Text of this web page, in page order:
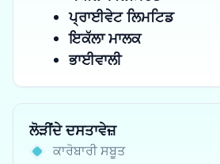
ਪ੍ਰਾਈਵੇਟ ਲਿਮਟਿਡ
ਇਕੱਲਾ ਮਾਲਕ
ਭਾਈਵਾਲੀ
ਲੋੜੀਂਦੇ ਦਸਤਾਵੇਜ਼
ਕਾਰੋਬਾਰੀ ਸਬੂਤ